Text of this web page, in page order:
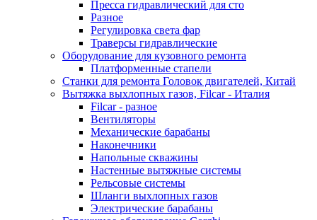
Пресса гидравлический для сто
Разное
Регулировка света фар
Траверсы гидравлические
Оборудование для кузовного ремонта
Платформенные стапели
Станки для ремонта Головок двигателей, Китай
Вытяжка выхлопных газов, Filcar - Италия
Filcar - разное
Вентиляторы
Механические барабаны
Наконечники
Напольные скважины
Настенные вытяжные системы
Рельсовые системы
Шланги выхлопных газов
Электрические барабаны